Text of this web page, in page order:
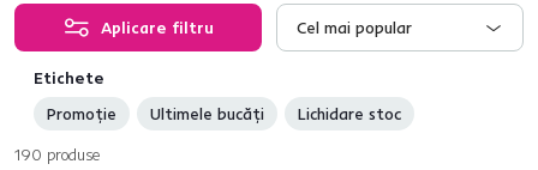
Aplicare filtru Cel mai popular
Etichete
Promoție
Ultimele bucăți
Lichidare stoc
190 produse